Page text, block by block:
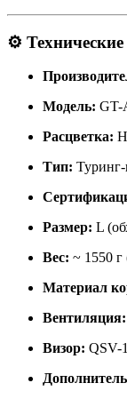
⚙️
Модель: GT-
Расцветка:
Тип:
Размер: L
Вес: ~ 1550 г
Материал
Вентиляция:
Визор: QSV-